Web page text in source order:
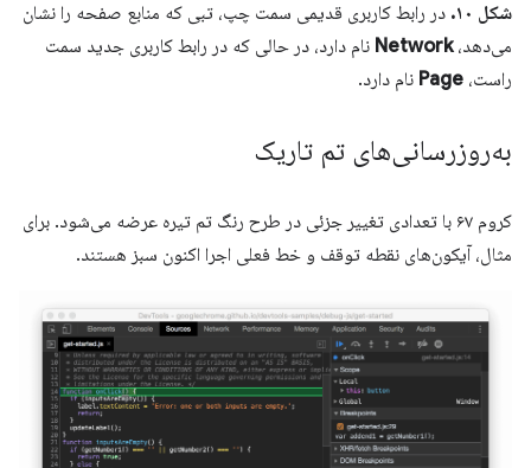
شکل ۱۰.
در رابط کاربری قدیمی سمت چپ، تبی که منابع صفحه را نشان
می‌دهد،Network نام دارد، در حالی که در رابط کاربری جدید سمت
راست، Page نام دارد.
به‌روزرسانی‌های تم تاریک
کروم ۶۷ با تعدادی تغییر جزئی در طرح رنگ تم تیره عرضه می‌شود. برای
مثال، آیکون‌های نقطه توقف و خط فعلی اجرا اکنون سبز هستند.